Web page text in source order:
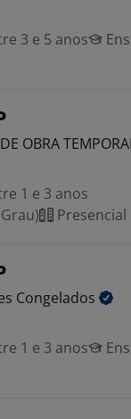
3 e 5 anos
OBRA
1 e 3 anos
Presencial
Congelados
1 e 3 anos